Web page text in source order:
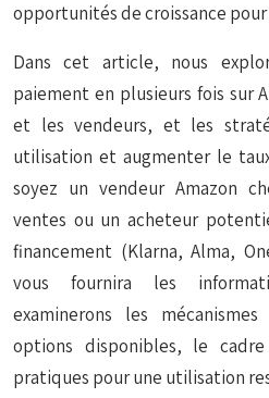
opportunités de croissance
Dans cet article, nous
paiement en plusieurs fois sur
et les vendeurs, et les
utilisation et augmenter le
soyez un vendeur Amazon
ventes ou un acheteur
financement (Klarna, Alma,
vous fournira les
examinerons les
options disponibles, le
pratiques pour une utilisation